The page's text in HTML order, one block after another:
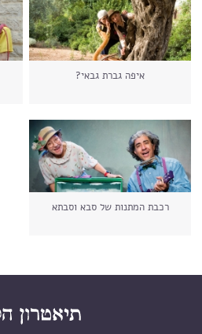
איפה גברת גבאי?
רכבת המתנות של סבא וסבתא